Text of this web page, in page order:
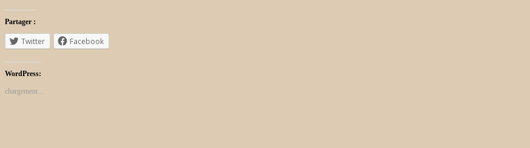
Partager :
Twitter Facebook
WordPress:
chargement…